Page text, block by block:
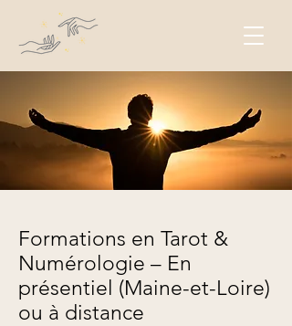
Formations en Tarot &
Numérologie – En
présentiel (Maine-et-Loire)
ou à distance